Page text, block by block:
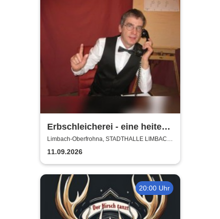
Erbschleicherei - eine heitere
Rechtsberatung
Limbach-Oberfrohna, STADTHALLE LIMBACH-
OBERFROHNA
11.09.2026
20:00 Uhr